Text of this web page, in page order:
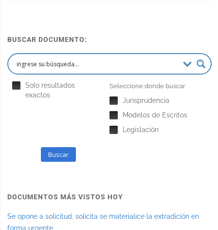
BUSCAR DOCUMENTO:
Solo resultados
exactos
Seleccione donde buscar
Jurisprudencia
Modelos de Escritos
Legislación
Buscar
DOCUMENTOS MÁS VISTOS HOY
Se opone a solicitud. solicita se materialice la extradición en
forma urgente